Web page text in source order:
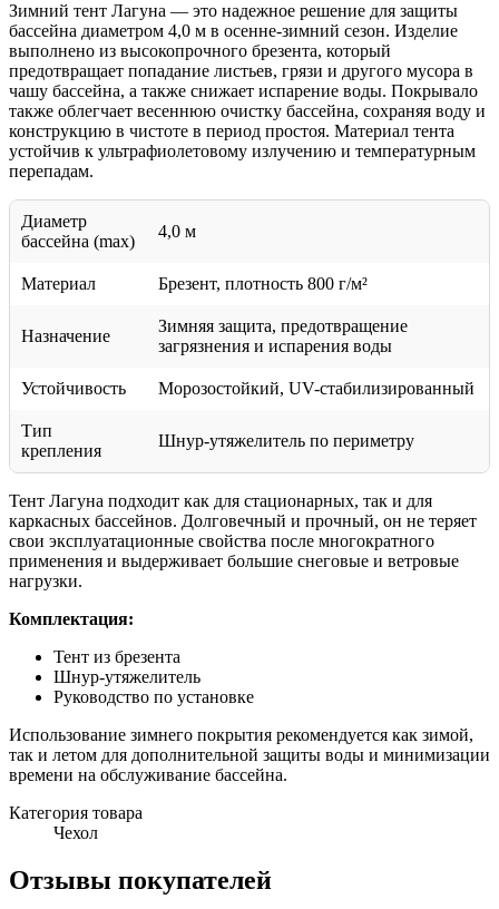
Зимний тент Лагуна — это надежное решение для защиты
бассейна диаметром 4,0 м в осенне-зимний сезон. Изделие
выполнено из высокопрочного брезента, который
предотвращает попадание листьев, грязи и другого мусора в
чашу бассейна, а также снижает испарение воды. Покрывало
также облегчает весеннюю очистку бассейна, сохраняя воду и
конструкцию в чистоте в период простоя. Материал тента
устойчив к ультрафиолетовому излучению и температурным
перепадам.
Диаметр
бассейна (max)
4,0 м
Материал Брезент, плотность 800 г/м²
Назначение
Зимняя защита, предотвращение
загрязнения и испарения воды
Устойчивость Морозостойкий, UV-стабилизированный
Тип
крепления
Шнур-утяжелитель по периметру
Тент Лагуна подходит как для стационарных, так и для
каркасных бассейнов. Долговечный и прочный, он не теряет
свои эксплуатационные свойства после многократного
применения и выдерживает большие снеговые и ветровые
нагрузки.
Комплектация:
Тент из брезента
Шнур-утяжелитель
Руководство по установке
Использование зимнего покрытия рекомендуется как зимой,
так и летом для дополнительной защиты воды и минимизации
времени на обслуживание бассейна.
Категория товара
Чехол
Отзывы покупателей